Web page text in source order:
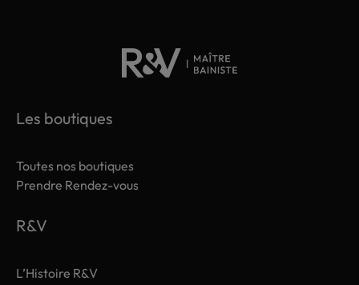
Les boutiques
Toutes nos boutiques
Prendre Rendez-vous
R&V
L’Histoire R&V